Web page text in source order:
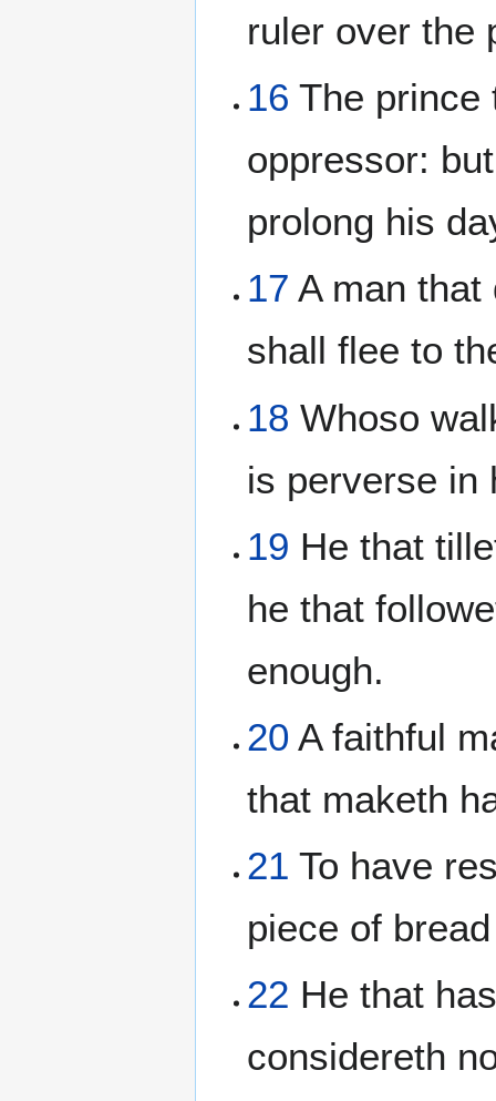
ruler over the
16 The prince
oppressor:
prolong his
17 A man that
shall flee to
18 Whoso
is perverse in
19 He that
he that
enough.
20 A faithful
that maketh
21 To have
piece of
22 He that
considereth